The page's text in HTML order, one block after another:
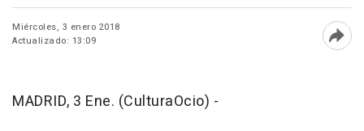
Miércoles, 3 enero 2018
Actualizado: 13:09
MADRID, 3 Ene. (CulturaOcio) -